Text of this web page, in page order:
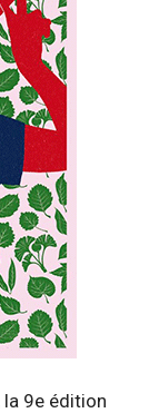
la 9e édition